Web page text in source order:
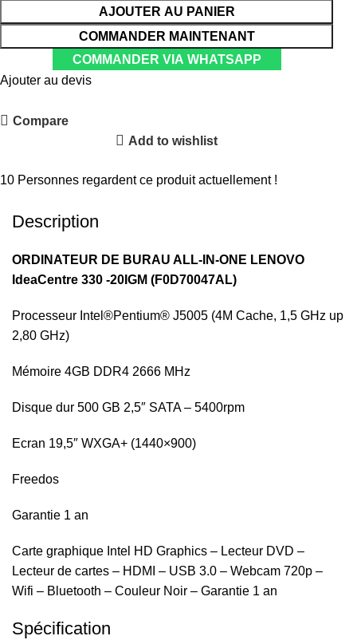
AJOUTER AU PANIER
COMMANDER MAINTENANT
COMMANDER VIA WHATSAPP
Ajouter au devis
Compare
Add to wishlist
10 Personnes regardent ce produit actuellement !
Description
ORDINATEUR DE BURAU ALL-IN-ONE LENOVO
IdeaCentre 330 -20IGM (F0D70047AL)
Processeur Intel®Pentium® J5005 (4M Cache, 1,5 GHz up
2,80 GHz)
Mémoire 4GB DDR4 2666 MHz
Disque dur 500 GB 2,5″ SATA – 5400rpm
Ecran 19,5″ WXGA+ (1440×900)
Freedos
Garantie 1 an
Carte graphique Intel HD Graphics – Lecteur DVD –
Lecteur de cartes – HDMI – USB 3.0 – Webcam 720p –
Wifi – Bluetooth – Couleur Noir – Garantie 1 an
Spécification